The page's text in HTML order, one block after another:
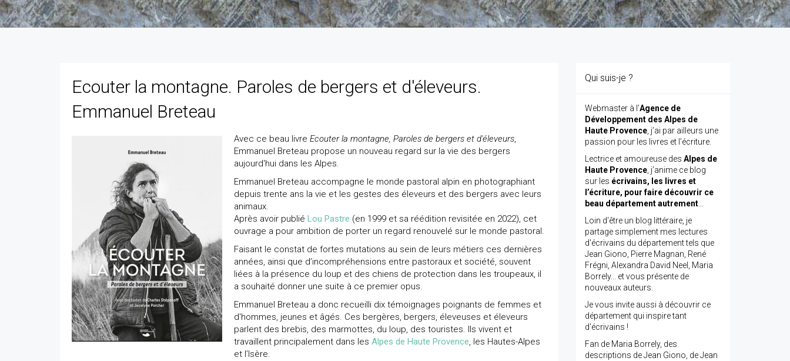
Ecouter la montagne. Paroles de bergers et d'éleveurs.
Emmanuel Breteau
Avec ce beau livre Ecouter la montagne, Paroles de bergers et d'éleveurs,
Emmanuel Breteau propose un nouveau regard sur la vie des bergers
aujourd'hui dans les Alpes.
Emmanuel Breteau accompagne le monde pastoral alpin en photographiant
depuis trente ans la vie et les gestes des éleveurs et des bergers avec leurs
animaux.
Après avoir publié Lou Pastre (en 1999 et sa réédition revisitée en 2022), cet
ouvrage a pour ambition de porter un regard renouvelé sur le monde pastoral.
Faisant le constat de fortes mutations au sein de leurs métiers ces dernières
années, ainsi que d’incompréhensions entre pastoraux et société, souvent
liées à la présence du loup et des chiens de protection dans les troupeaux, il
a souhaité donner une suite à ce premier opus.
Emmanuel Breteau a donc recueilli dix témoignages poignants de femmes et
d'hommes, jeunes et âgés. Ces bergères, bergers, éleveuses et éleveurs
parlent des brebis, des marmottes, du loup, des touristes. Ils vivent et
travaillent principalement dans les Alpes de Haute Provence, les Hautes-Alpes
et l’Isère.
Qui suis-je ?
Webmaster à l’Agence de
Développement des Alpes de
Haute Provence, j’ai par ailleurs une
passion pour les livres et l’écriture.
Lectrice et amoureuse des Alpes de
Haute Provence, j’anime ce blog
sur les écrivains, les livres et
l’écriture, pour faire découvrir ce
beau département autrement…
Loin d'être un blog littéraire, je
partage simplement mes lectures
d'écrivains du département tels que
Jean Giono, Pierre Magnan, René
Frégni, Alexandra David Neel, Maria
Borrely... et vous présente de
nouveaux auteurs.
Je vous invite aussi à découvrir ce
département qui inspire tant
d'écrivains !
Fan de Maria Borrely, des
descriptions de Jean Giono, de Jean